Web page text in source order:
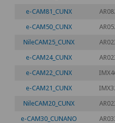
e-CAM81_CUNX
e-CAM50_CUNX
NileCAM25_CUNX
e-CAM24_CUNX
e-CAM22_CUNX
e-CAM21_CUNX
NileCAM20_CUNX
e-CAM30_CUNANO